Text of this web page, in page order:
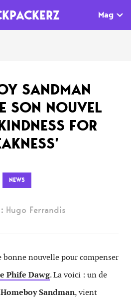
Mag
Dossiers
Tops
Sorties
Paris
Festivals
SANDMAN
SON NOUVEL
FOR
NEWS
Hugo Ferrandis
nouvelle pour compenser
Phife Dawg. La voici : un de
Homeboy Sandman, vient